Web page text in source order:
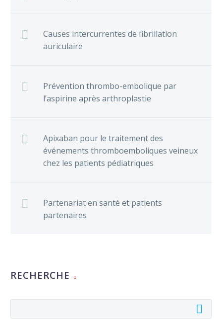
Causes intercurrentes de fibrillation
auriculaire
Prévention thrombo-embolique par
l’aspirine après arthroplastie
Apixaban pour le traitement des
événements thromboemboliques veineux
chez les patients pédiatriques
Partenariat en santé et patients
partenaires
RECHERCHE